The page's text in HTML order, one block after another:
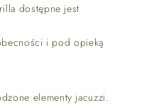
dostępne jest
i pod opieką
elementy jacuzzi.